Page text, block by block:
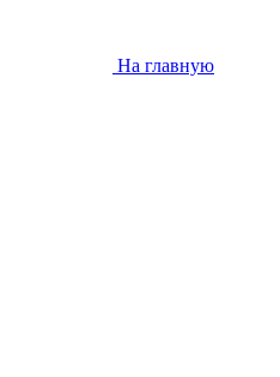
На главную